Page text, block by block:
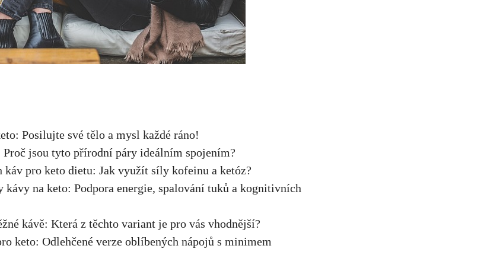
Posilujte své ⁣tělo a mysl každé ráno!
Proč jsou tyto přírodní páry ‍ideálním spojením?
káv pro keto dietu: Jak⁢ využít síly kofeinu a​ ketóz?
na keto: Podpora ‌energie, spalování ‍tuků a kognitivních
kávě: Která z těchto variant je pro vás vhodnější?
keto: Odlehčené verze oblíbených nápojů s minimem